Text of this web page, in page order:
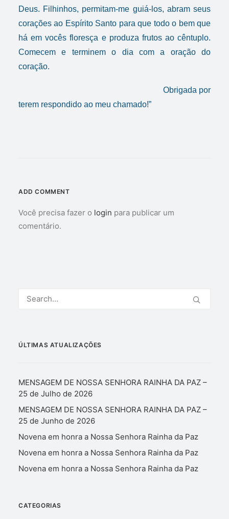
Deus. Filhinhos, permitam-me guiá-los, abram seus
corações ao Espírito Santo para que todo o bem que
há em vocês floresça e produza frutos ao cêntuplo.
Comecem e terminem o dia com a oração do
coração.
Obrigada por
terem respondido ao meu chamado!”
ADD COMMENT
Você precisa fazer o login para publicar um
comentário.
ÚLTIMAS ATUALIZAÇÕES
MENSAGEM DE NOSSA SENHORA RAINHA DA PAZ –
25 de Julho de 2026
MENSAGEM DE NOSSA SENHORA RAINHA DA PAZ –
25 de Junho de 2026
Novena em honra a Nossa Senhora Rainha da Paz
Novena em honra a Nossa Senhora Rainha da Paz
Novena em honra a Nossa Senhora Rainha da Paz
CATEGORIAS